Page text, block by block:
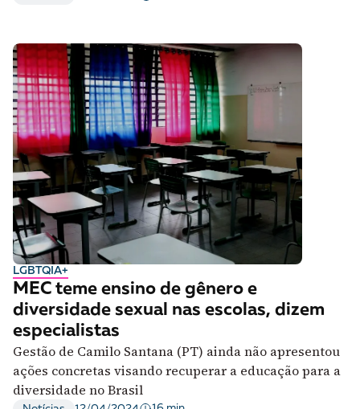
LGBTQIA+
MEC teme ensino de gênero e
diversidade sexual nas escolas, dizem
especialistas
Gestão de Camilo Santana (PT) ainda não apresentou
ações concretas visando recuperar a educação para a
diversidade no Brasil